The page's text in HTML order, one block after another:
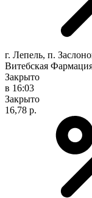
г. Лепель, п.
Витебская
Закрыто
в 16:03
Закрыто
16,78 р.